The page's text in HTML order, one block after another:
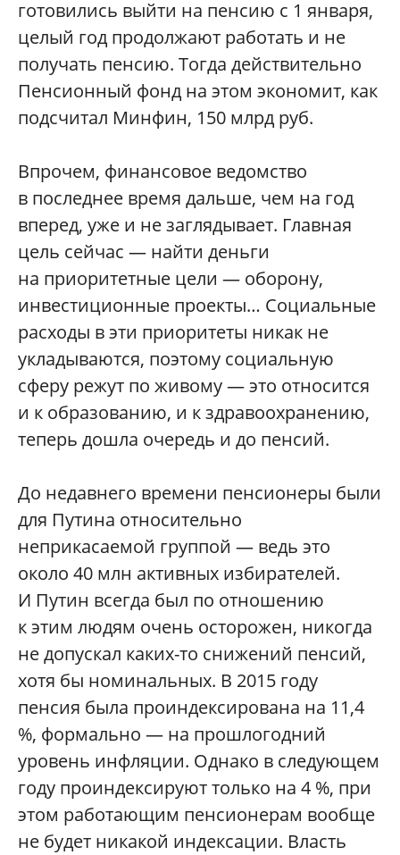
готовились выйти на пенсию с 1 января,
целый год продолжают работать и не
получать пенсию. Тогда действительно
Пенсионный фонд на этом экономит, как
подсчитал Минфин, 150 млрд руб.
Впрочем, финансовое ведомство
в последнее время дальше, чем на год
вперед, уже и не заглядывает. Главная
цель сейчас — найти деньги
на приоритетные цели — оборону,
инвестиционные проекты… Социальные
расходы в эти приоритеты никак не
укладываются, поэтому социальную
сферу режут по живому — это относится
и к образованию, и к здравоохранению,
теперь дошла очередь и до пенсий.
До недавнего времени пенсионеры были
для Путина относительно
неприкасаемой группой — ведь это
около 40 млн активных избирателей.
И Путин всегда был по отношению
к этим людям очень осторожен, никогда
не допускал каких-то снижений пенсий,
хотя бы номинальных. В 2015 году
пенсия была проиндексирована на 11,4
%, формально — на прошлогодний
уровень инфляции. Однако в следующем
году проиндексируют только на 4 %, при
этом работающим пенсионерам вообще
не будет никакой индексации. Власть